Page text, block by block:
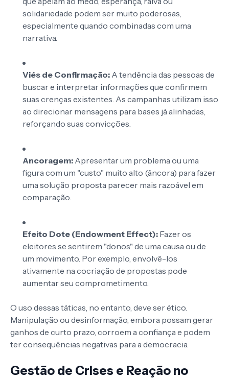
solidariedade podem ser muito poderosas,
especialmente quando combinadas com uma
narrativa.
Viés de Confirmação: A tendência das pessoas de
buscar e interpretar informações que confirmem
suas crenças existentes. As campanhas utilizam isso
ao direcionar mensagens para bases já alinhadas,
reforçando suas convicções.
Ancoragem: Apresentar um problema ou uma
figura com um "custo" muito alto (âncora) para fazer
uma solução proposta parecer mais razoável em
comparação.
Efeito Dote (Endowment Effect): Fazer os
eleitores se sentirem "donos" de uma causa ou de
um movimento. Por exemplo, envolvê-los
ativamente na cocriação de propostas pode
aumentar seu comprometimento.
O uso dessas táticas, no entanto, deve ser ético.
Manipulação ou desinformação, embora possam gerar
ganhos de curto prazo, corroem a confiança e podem
ter consequências negativas para a democracia.
Gestão de Crises e Reação no